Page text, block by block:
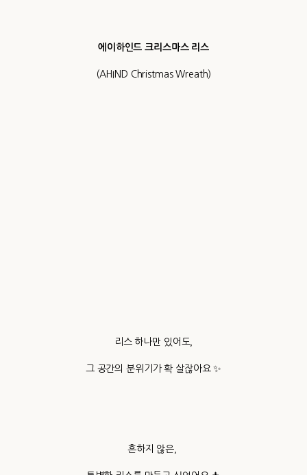
에이하인드 크리스마스 리스
(AHIND Christmas Wreath)
리스 하나만 있어도,
그 공간의 분위기가 확 살잖아요 ✨
흔하지 않은,